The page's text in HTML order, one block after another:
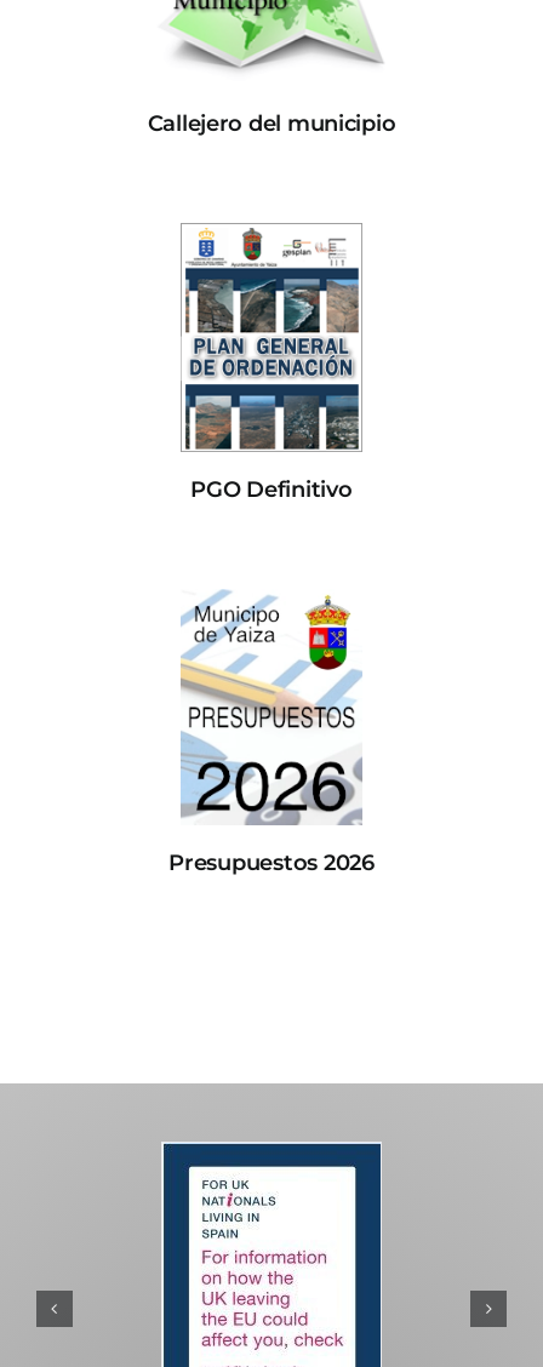
Callejero del municipio
PGO Definitivo
Presupuestos 2026